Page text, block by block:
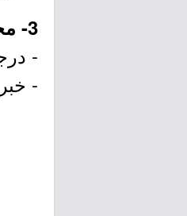
3- محلل تخطيط القوى العاملة التقنية:
-
- خبرة لا تقل عن